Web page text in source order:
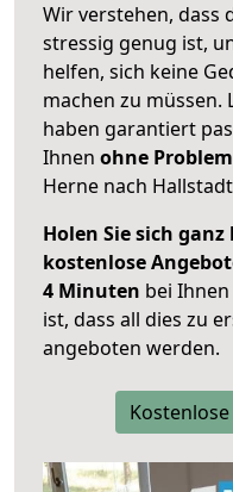
Wir verstehen, dass
stressig genug ist,
helfen, sich keine
machen zu müssen.
haben garantiert
Ihnen ohne
Herne nach
Holen Sie sich
kostenlose
4 Minuten bei
ist, dass all dies zu
angeboten werden.